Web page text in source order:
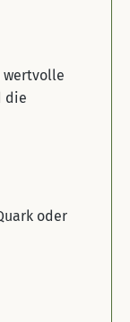
wertvolle
die
oder